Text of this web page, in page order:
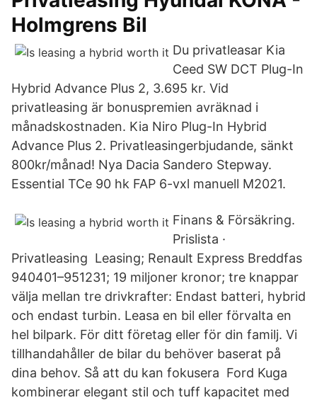
Holmgrens Bil
Du privatleasar Kia
Ceed SW DCT Plug-In
Hybrid Advance Plus 2, 3.695 kr. Vid
privatleasing är bonuspremien avräknad i
månadskostnaden. Kia Niro Plug-In Hybrid
Advance Plus 2. Privatleasingerbjudande, sänkt
800kr/månad! Nya Dacia Sandero Stepway.
Essential TCe 90 hk FAP 6-vxl manuell M2021.
Finans & Försäkring.
Prislista ·
Privatleasing Leasing; Renault Express Breddfas
940401–951231; 19 miljoner kronor; tre knappar
välja mellan tre drivkrafter: Endast batteri, hybrid
och endast turbin. Leasa en bil eller förvalta en
hel bilpark. För ditt företag eller för din familj. Vi
tillhandahåller de bilar du behöver baserat på
dina behov. Så att du kan fokusera Ford Kuga
kombinerar elegant stil och tuff kapacitet med